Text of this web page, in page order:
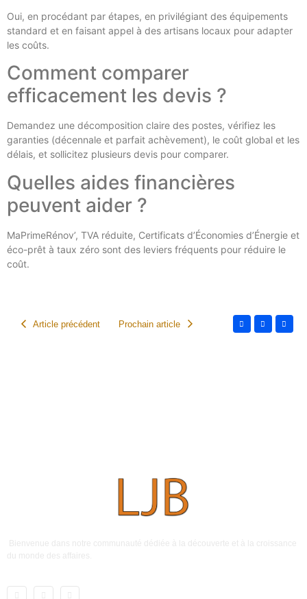
Oui, en procédant par étapes, en privilégiant des équipements
standard et en faisant appel à des artisans locaux pour adapter
les coûts.
Comment comparer
efficacement les devis ?
Demandez une décomposition claire des postes, vérifiez les
garanties (décennale et parfait achèvement), le coût global et les
délais, et sollicitez plusieurs devis pour comparer.
Quelles aides financières
peuvent aider ?
MaPrimeRénov’, TVA réduite, Certificats d’Économies d’Énergie et
éco-prêt à taux zéro sont des leviers fréquents pour réduire le
coût.
Article précédent Prochain article
Bienvenue dans notre communauté dédiée à la découverte et à la croissance
du monde des affaires.